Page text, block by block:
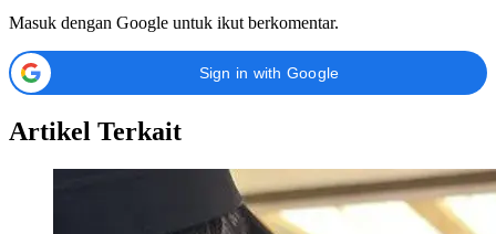
Masuk dengan Google untuk ikut berkomentar.
Sign in with Google
Artikel Terkait